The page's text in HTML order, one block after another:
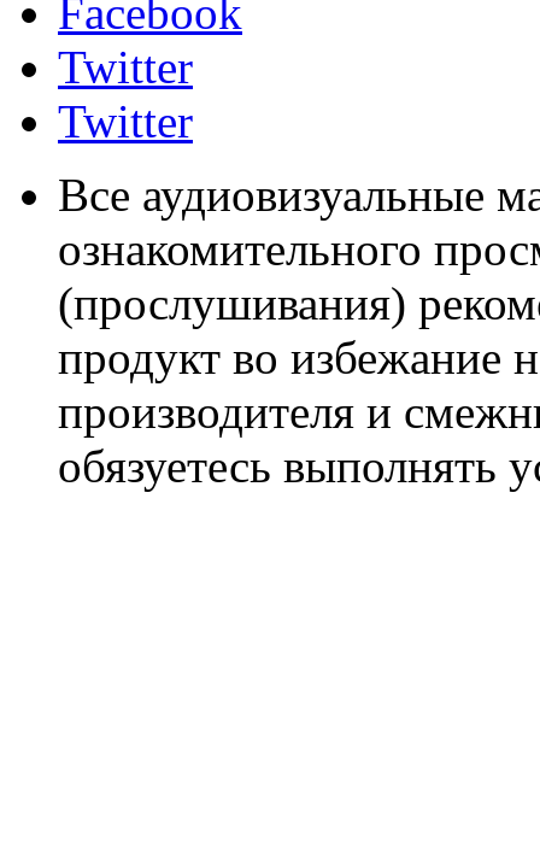
Facebook
Twitter
Twitter
Все аудиовизуальные
ознакомительного
(прослушивания)
продукт во избежание
производителя и
обязуетесь выполнять